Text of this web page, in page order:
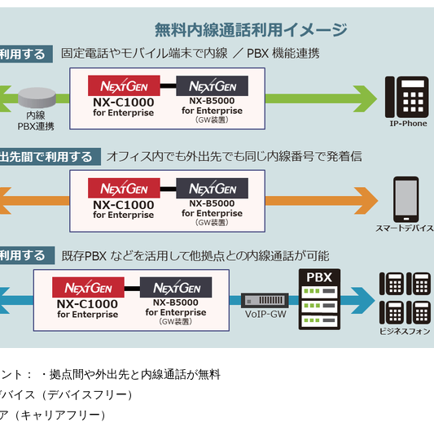
ト： ・拠点間や外出先と内線通話が無料
イス（デバイスフリー）
（キャリアフリー）